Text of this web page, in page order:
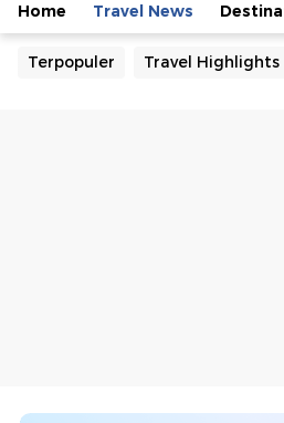
Home Travel News
Terpopuler Travel Highlights